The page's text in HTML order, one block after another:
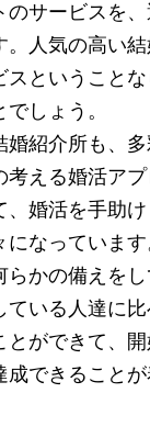
のサービスを
。人気の高い
スということ
しょう。
婚紹介所も、
考える婚活ア
、婚活を手助
なっています
かの備えをし
ている人達に
とができて、
成できること